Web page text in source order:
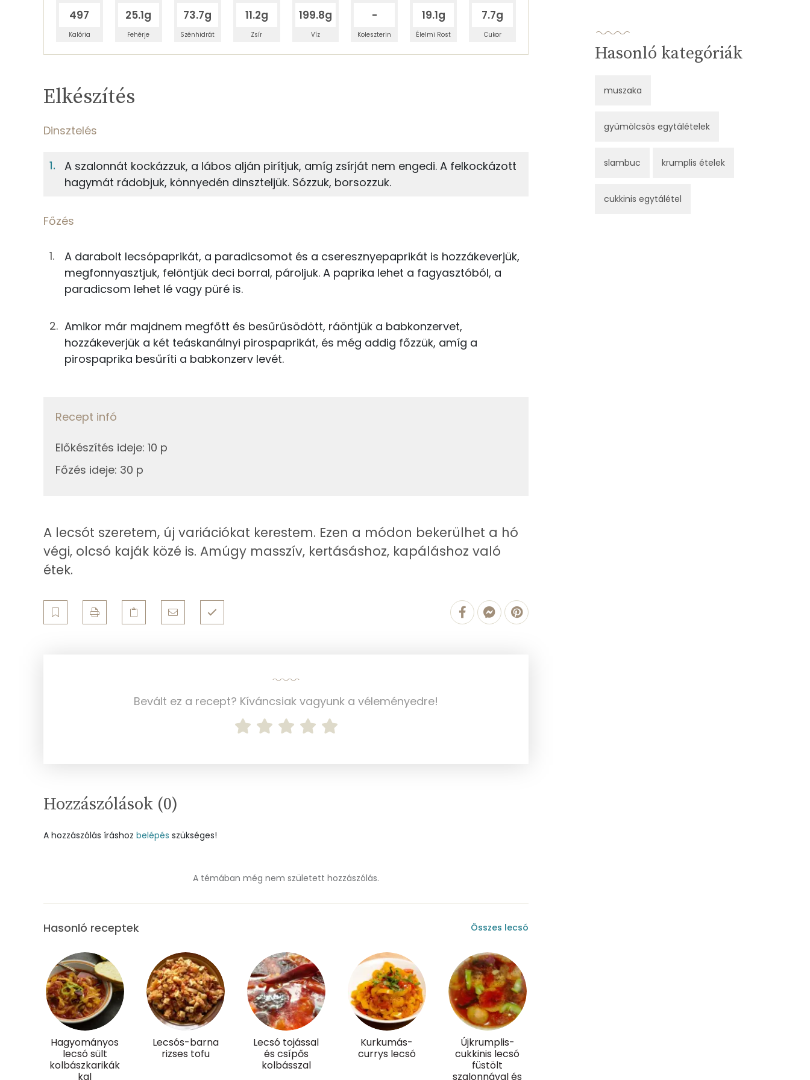
497
Kalória
25.1g
Fehérje
73.7g
Szénhidrát
11.2g
Zsír
199.8g
Víz
-
Koleszterin
19.1g
Élelmi Rost
7.7g
Cukor
13gkenyérszalonna
0g fekete bors 0 kcal
Főzés
100g lecsópaprika
25gparadicsom
100g
vörösbab
25gvörösbor
TÁPANYAGTARTALOM
Fehérje
Szénhidrát
Zsír
Víz
Foszfor
Magnézium
Vas
Kolin:
β-karotin
Összesen
Egyszeresen telítetlen zsírsav:
0 g
Magnézium
Szénhidrát
Összesen
73.7 g
Cukor
8 mg
Élelmi rost
19 mg
Víz
Elkészítés
Dinsztelés
A szalonnát kockázzuk, a lábos alján pirítjuk, amíg zsírját nem engedi. A felkockázott
hagymát rádobjuk, könnyedén dinszteljük. Sózzuk, borsozzuk.
Főzés
A darabolt lecsópaprikát, a paradicsomot és a cseresznyepaprikát is hozzákeverjük,
megfonnyasztjuk, felöntjük deci borral, pároljuk. A paprika lehet a fagyasztóból, a
paradicsom lehet lé vagy püré is.
Amikor már majdnem megfőtt és besűrűsödött, ráöntjük a babkonzervet,
hozzákeverjük a két teáskanálnyi pirospaprikát, és még addig főzzük, amíg a
pirospaprika besűríti a babkonzerv levét.
Recept infó
Előkészítés ideje: 10 p
Főzés ideje: 30 p
A lecsót szeretem, új variációkat kerestem. Ezen a módon bekerülhet a hó
végi, olcsó kaják közé is. Amúgy masszív, kertásáshoz, kapáláshoz való
étek.
Bevált ez a recept? Kíváncsiak vagyunk a véleményedre!
Hozzászólások (0)
A hozzászólás íráshoz belépés szükséges!
A témában még nem született hozzászólás.
Hasonló receptek Összes lecsó
Hagyományos
lecsó sült
kolbászkarikák
kal
Lecsós-barna
rizses tofu
Lecsó tojással
és csípős
kolbásszal
Kurkumás-
currys lecsó
Újkrumplis-
cukkinis lecsó
füstölt
szalonnával és
Hasonló kategóriák
muszaka
gyümölcsös egytálételek
slambuc krumplis ételek
cukkinis egytálétel